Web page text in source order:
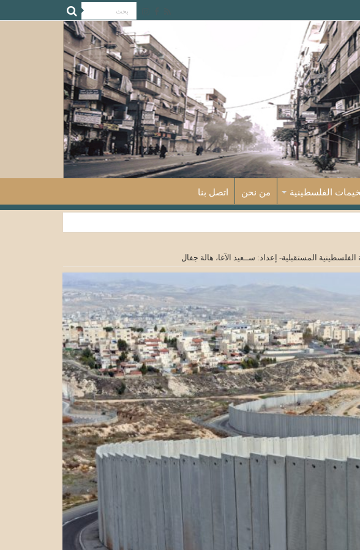
الفلسطينية من نحن اتصل بنا
الفلسطينية المستقبلية- إعداد: ســعيد الآغا، هالة جفال